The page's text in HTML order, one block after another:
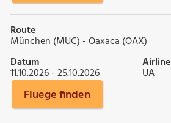
Route
München (MUC) - Oaxaca (OAX)
Datum
11.10.2026 - 25.10.2026
Airline
UA
Fluege finden